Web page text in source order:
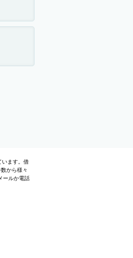
います。借
から様々
ールか電話